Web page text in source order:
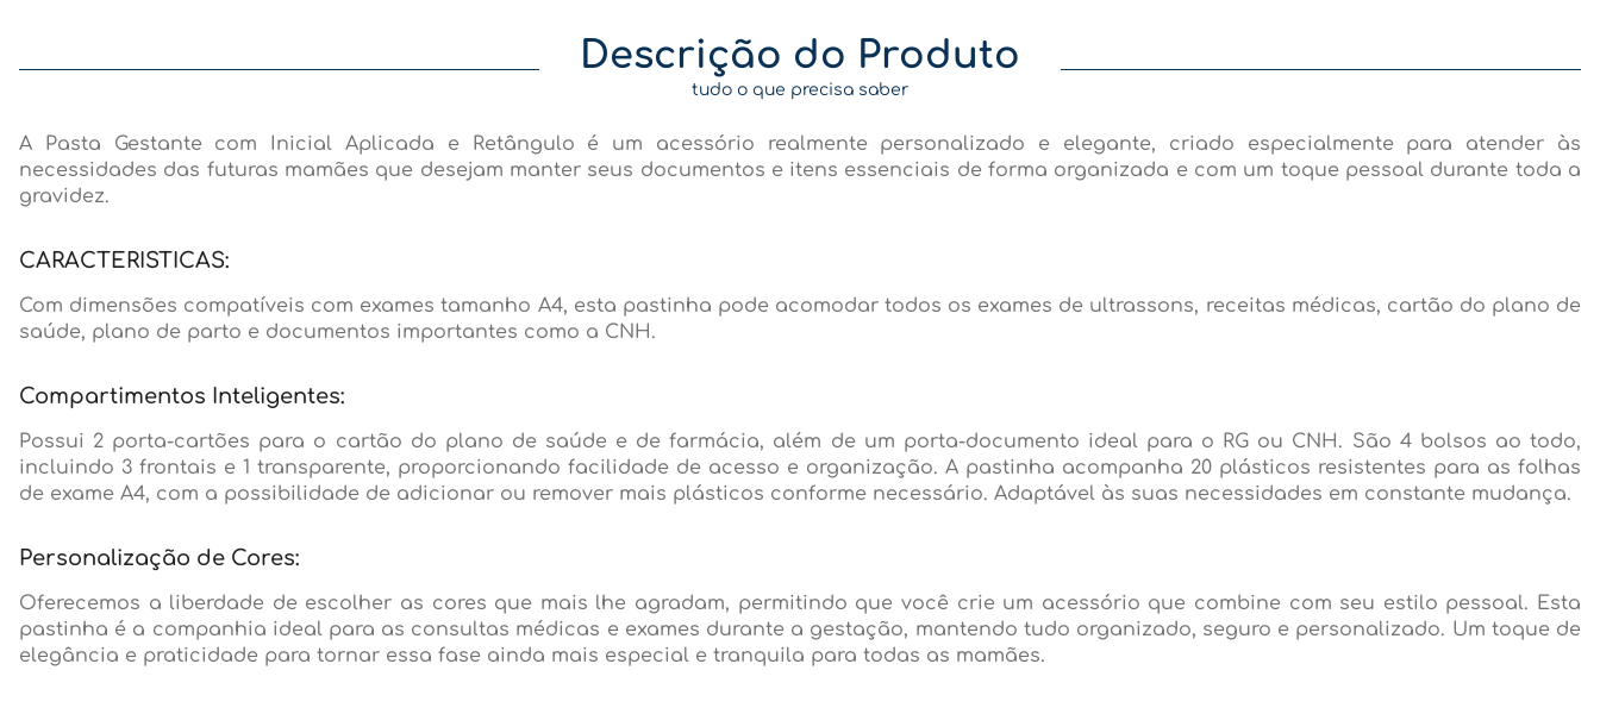
Descrição do Produto
tudo o que precisa saber
A Pasta Gestante com Inicial Aplicada e Retângulo é um acessório realmente personalizado e elegante, criado especialmente para atender às
necessidades das futuras mamães que desejam manter seus documentos e itens essenciais de forma organizada e com um toque pessoal durante toda a
gravidez.
CARACTERISTICAS:
Com dimensões compatíveis com exames tamanho A4, esta pastinha pode acomodar todos os exames de ultrassons, receitas médicas, cartão do plano de
saúde, plano de parto e documentos importantes como a CNH.
Compartimentos Inteligentes:
Possui 2 porta-cartões para o cartão do plano de saúde e de farmácia, além de um porta-documento ideal para o RG ou CNH. São 4 bolsos ao todo,
incluindo 3 frontais e 1 transparente, proporcionando facilidade de acesso e organização. A pastinha acompanha 20 plásticos resistentes para as folhas
de exame A4, com a possibilidade de adicionar ou remover mais plásticos conforme necessário. Adaptável às suas necessidades em constante mudança.
Personalização de Cores:
Oferecemos a liberdade de escolher as cores que mais lhe agradam, permitindo que você crie um acessório que combine com seu estilo pessoal. Esta
pastinha é a companhia ideal para as consultas médicas e exames durante a gestação, mantendo tudo organizado, seguro e personalizado. Um toque de
elegância e praticidade para tornar essa fase ainda mais especial e tranquila para todas as mamães.